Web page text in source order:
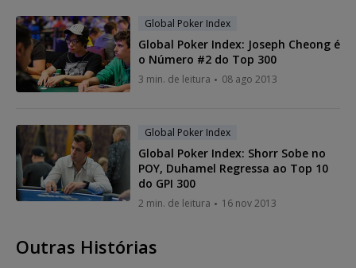
Global Poker Index
Global Poker Index: Joseph Cheong é
o Número #2 do Top 300
3 min. de leitura 08 ago 2013
Global Poker Index
Global Poker Index: Shorr Sobe no
POY, Duhamel Regressa ao Top 10
do GPI 300
2 min. de leitura 16 nov 2013
Outras Histórias